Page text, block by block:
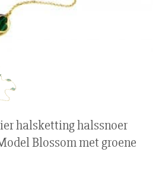
halsketting halssnoer
Blossom met groene